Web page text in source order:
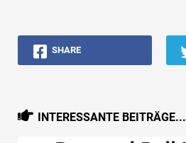
SHARE
INTERESSANTE BEITRÄGE...